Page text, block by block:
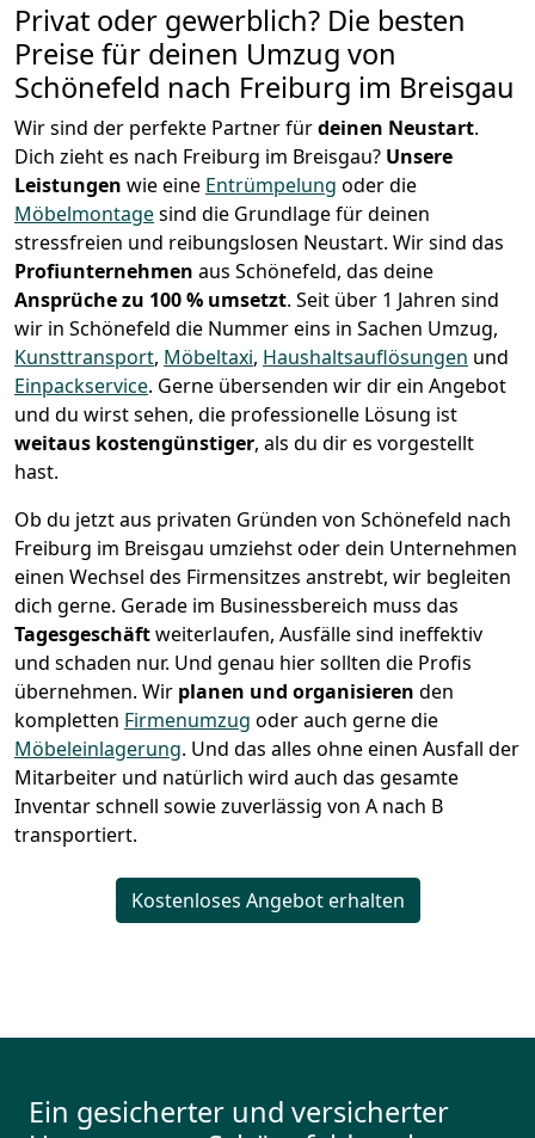
Privat oder gewerblich? Die besten
Preise für deinen Umzug von
Schönefeld nach Freiburg im Breisgau
Wir sind der perfekte Partner fürdeinen Neustart.
Dich zieht es nach Freiburg im Breisgau? Unsere
Leistungen wie eine Entrümpelung oder die
Möbelmontagesind die Grundlage für deinen
stressfreien und reibungslosen Neustart. Wir sind das
Profiunternehmen aus Schönefeld, das deine
Ansprüche zu 100 % umsetzt. Seit über 1 Jahren sind
wir in Schönefeld die Nummer eins in Sachen Umzug,
Kunsttransport, Möbeltaxi, Haushaltsauflösungen und
Einpackservice. Gerne übersenden wir dir ein Angebot
und du wirst sehen, die professionelle Lösung ist
weitaus kostengünstiger, als du dir es vorgestellt
hast.
Ob du jetzt aus privaten Gründen von Schönefeld nach
Freiburg im Breisgau umziehst oder dein Unternehmen
einen Wechsel des Firmensitzes anstrebt, wir begleiten
dich gerne. Gerade im Businessbereich muss das
Tagesgeschäftweiterlaufen, Ausfälle sind ineffektiv
und schaden nur. Und genau hier sollten die Profis
übernehmen. Wir planen und organisieren den
kompletten Firmenumzug oder auch gerne die
Möbeleinlagerung. Und das alles ohne einen Ausfall der
Mitarbeiter und natürlich wird auch das gesamte
Inventar schnell sowie zuverlässig von A nach B
transportiert.
Kostenloses Angebot erhalten
Ein gesicherter und versicherter